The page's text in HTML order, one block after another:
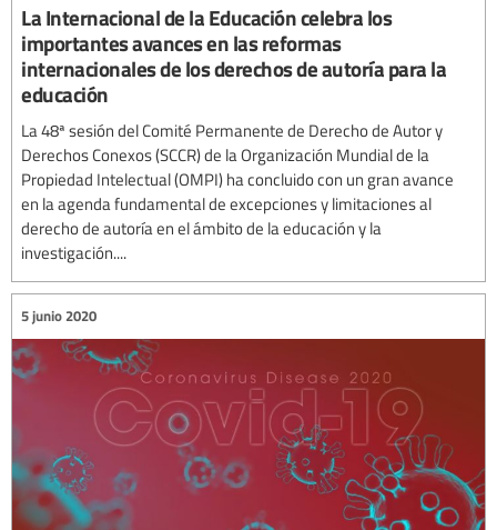
La Internacional de la Educación celebra los
importantes avances en las reformas
internacionales de los derechos de autoría para la
educación
La 48ª sesión del Comité Permanente de Derecho de Autor y
Derechos Conexos (SCCR) de la Organización Mundial de la
Propiedad Intelectual (OMPI) ha concluido con un gran avance
en la agenda fundamental de excepciones y limitaciones al
derecho de autoría en el ámbito de la educación y la
investigación....
5 junio 2020